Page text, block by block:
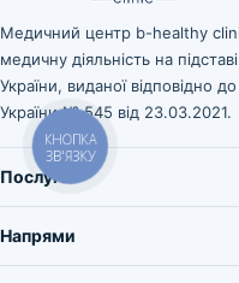
Медичний центр b-healthy
медичну діяльність на
України, виданої відповідно
України № 545 від 23.03.2021.
Послуги
Напрями
КНОПКА
ЗВ'ЯЗКУ